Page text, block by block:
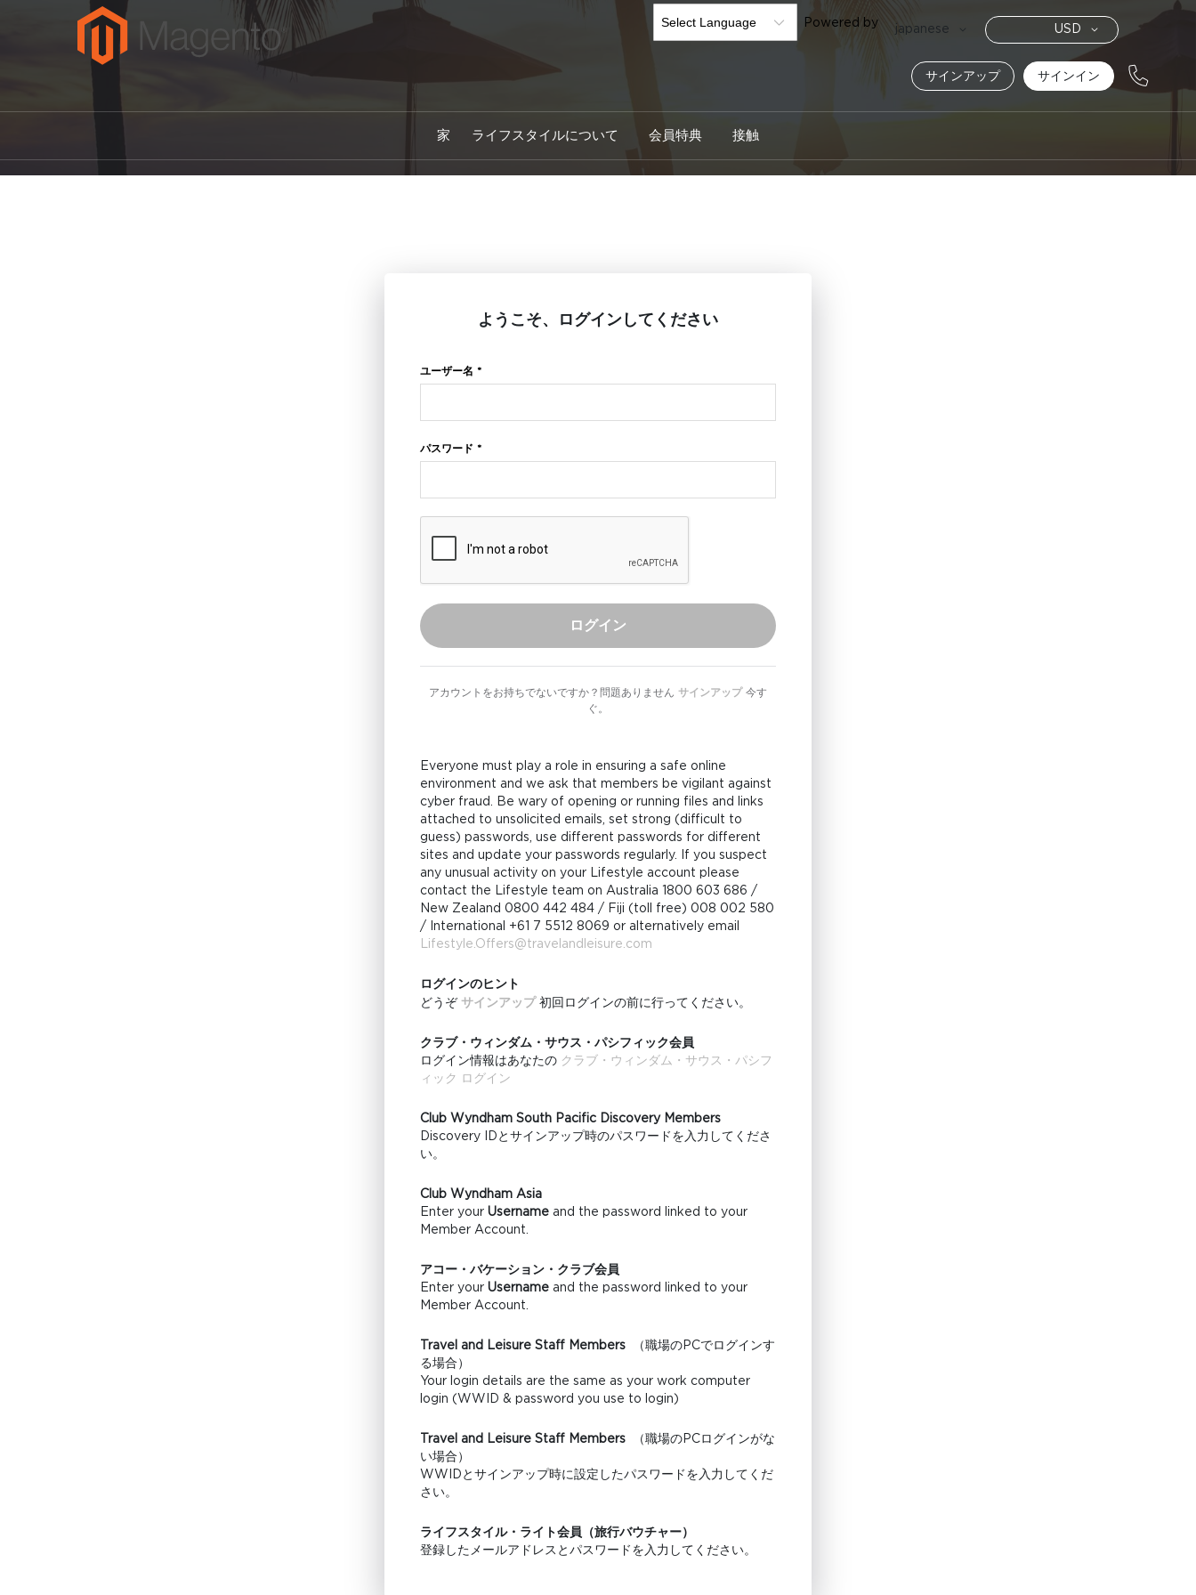
Powered by
言
japanese
通
貨
USD
サインアップ サインイン
家 ライフスタイルについて 会員特典 接触
ようこそ、ログインしてください
ユーザー名 *
パスワード *
ログイン
アカウントをお持ちでないですか？問題ありません サインアップ今す
ぐ。
Everyone must play a role in ensuring a safe online
environment and we ask that members be vigilant against
cyber fraud. Be wary of opening or running files and links
attached to unsolicited emails, set strong (difficult to
guess) passwords, use different passwords for different
sites and update your passwords regularly. If you suspect
any unusual activity on your Lifestyle account please
contact the Lifestyle team on Australia 1800 603 686 /
New Zealand 0800 442 484 / Fiji (toll free) 008 002 580
/ International +61 7 5512 8069 or alternatively email
Lifestyle.Offers@travelandleisure.com
ログインのヒント
どうぞサインアップ初回ログインの前に行ってください。
クラブ・ウィンダム・サウス・パシフィック会員
ログイン情報はあなたの クラブ・ウィンダム・サウス・パシフ
ィック ログイン
Club Wyndham South Pacific Discovery Members
Discovery IDとサインアップ時のパスワードを入力してくださ
い。
Club Wyndham Asia
Enter your Username and the password linked to your
Member Account.
アコー・バケーション・クラブ会員
Enter your Username and the password linked to your
Member Account.
Travel and Leisure Staff Members
（職場のPCでログインす
る場合）
Your login details are the same as your work computer
login (WWID & password you use to login)
Travel and Leisure Staff Members
（職場のPCログインがな
い場合）
WWIDとサインアップ時に設定したパスワードを入力してくだ
さい。
ライフスタイル・ライト会員（旅行バウチャー）
登録したメールアドレスとパスワードを入力してください。